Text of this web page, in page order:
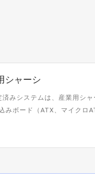
シャーシ
済みシステムは、産業用シ
みボード（ATX、マイクロ